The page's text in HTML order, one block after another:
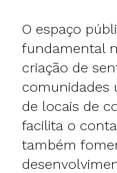
O espaço
fundamental
criação de
comunidades
de locais de
facilita o
também